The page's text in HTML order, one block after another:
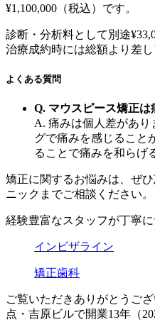
¥1,100,000（税込）です。
診断・分析料として別途
治療成約時には総額より差し
よくある質問
Q. マウスピース矯正は
A. 痛みは個人差があ
グで痛みを感じること
ることで痛みを和らげ
矯正に関するお悩みは、ぜ
ニックまでご相談ください。
経験豊富なスタッフが丁寧に
インビザライン
矯正歯科
ご覧いただきありがとうご
点・吉原ビルで開業13年（